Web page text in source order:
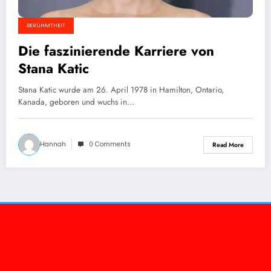
BERÜHMTHEIT
Die faszinierende Karriere von
Stana Katic
Stana Katic wurde am 26. April 1978 in Hamilton, Ontario,
Kanada, geboren und wuchs in…
Hannah 0 Comments Read More